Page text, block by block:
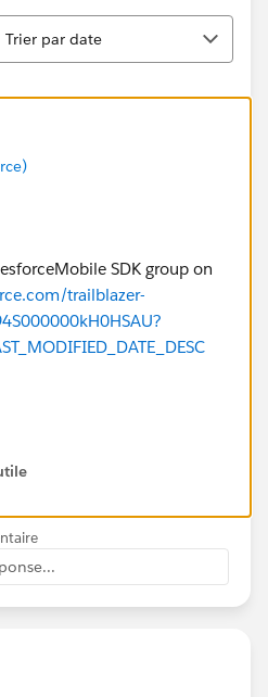
Trier par date
SDK group on
trailblazer-